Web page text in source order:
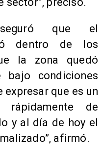
que el
dentro de los
la zona quedó
bajo condiciones
expresar que es un
de
y al día de hoy el
afirmó.